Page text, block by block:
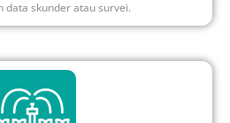
data skunder atau survei.